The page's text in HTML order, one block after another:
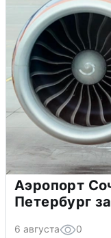
Аэропорт
Петербург
6 августа 0